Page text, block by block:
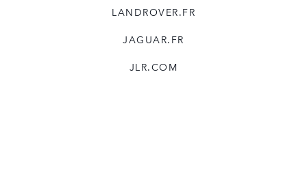
LANDROVER.FR
JAGUAR.FR
JLR.COM